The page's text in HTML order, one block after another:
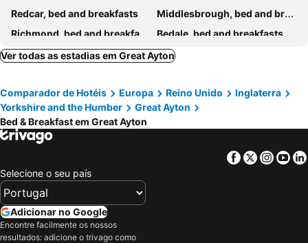
Redcar, bed and breakfasts
Middlesbrough, bed and breakfasts
Richmond, bed and breakfasts
Bedale, bed and breakfasts
Stockton-on-Tees, bed and breakfasts
Sunderland, bed and breakfasts
Darlington, bed and breakfasts
Saltburn-by-the-Sea, bed and breakfasts
Staithes, bed and breakfasts
Kirkbymoorside, bed and breakfasts
Yarm, bed and breakfasts
Bishop Auckland, bed and breakfasts
Peterlee, bed and breakfasts
Newton Aycliffe, bed and breakfasts
Crook, bed and breakfasts
Loftus, bed and breakfasts
Ver todas as estadias em Great Ayton
Comparador de Hotéis Europa Reino Unido
Inglaterra
Yorkshire and the Humber
Great Ayton
Bed & Breakfast em Great Ayton
Facebook
Twitter
Selecione o seu país
Adicionar no Google
Encontre facilmente os nossos
resultados: adicione o trivago como